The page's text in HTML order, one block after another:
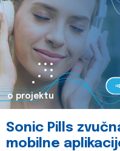
o projektu
Sonic Pills
mobilne